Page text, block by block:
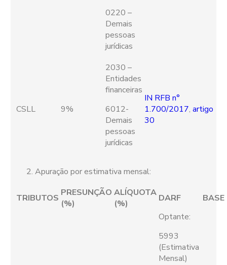
0220 –
Demais
pessoas
jurídicas
CSLL 9%
2030 –
Entidades
financeiras
6012-
Demais
pessoas
jurídicas
IN RFB n°
1.700/2017,artigo
30
Apuração por estimativa mensal:
TRIBUTOS PRESUNÇÃO
(%)
ALÍQUOTA
(%)
DARF BASE
Optante:
5993
(Estimativa
Mensal)